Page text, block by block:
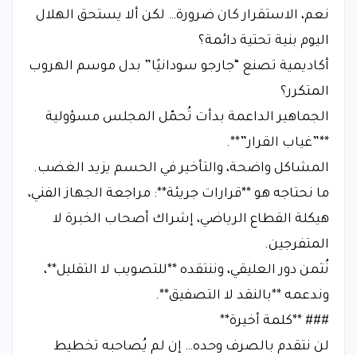
نعم، الاستقرار كان ضرورة… لكن ألا يستحق الهلال
اليوم بنية تحتية دائمة؟
أكاديمية تصنع “جارجو سودانيًا” بدل موسم الهروب
المتكرر؟
الجماهير الداعمة بدأت تُحمّل المجلس مسؤولية
**”غياب القرار”**.
المشاكل واضحة، والتأخير في الحسم يزيد الغضب.
ما نحتاجه هو **قرارات جريئة**: مراجعة الجهاز الفني،
هيكلة القطاع الرياضي، إشراك أصحاب الخبرة لا
المتفرجين.
نُثمن دور العليقي، وننتقده **للتصويب لا التقليل**،
وندعمه **بالنقد لا التصفيق**.
### **كلمة أخيرة**
لن نتقدم بالصرف وحده… إن لم يُصاحبه تخطيط